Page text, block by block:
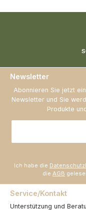
Newsletter
Abonnieren Sie jetzt
Newsletter und Sie
Produkte
Ich habe die
die AGB
Service/Kontakt
Unterstützung und